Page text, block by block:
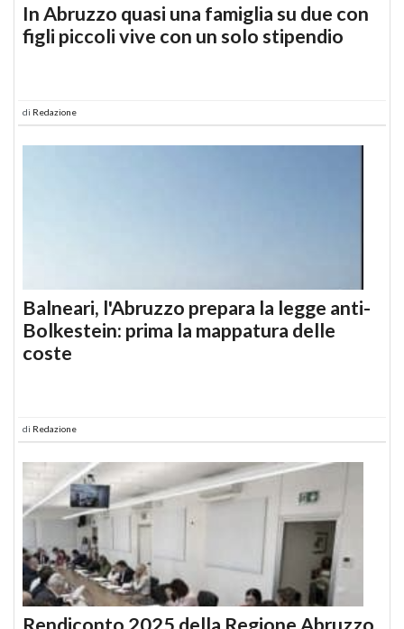
In Abruzzo quasi una famiglia su due con
figli piccoli vive con un solo stipendio
di Redazione
Balneari, l'Abruzzo prepara la legge anti-
Bolkestein: prima la mappatura delle
coste
di Redazione
Rendiconto 2025 della Regione Abruzzo,